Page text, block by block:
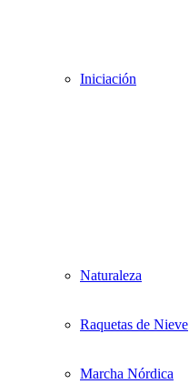
Iniciación
Naturaleza
Raquetas de Nieve
Marcha Nórdica